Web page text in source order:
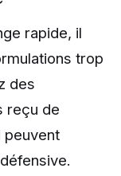
rapide, il
trop
des
reçu de
peuvent